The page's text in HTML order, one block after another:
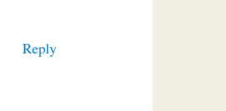
Reply